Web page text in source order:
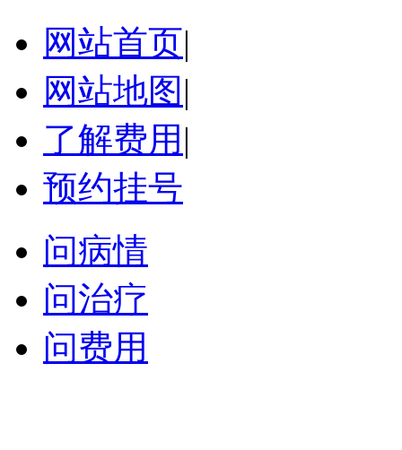
网站首页|
网站地图 |
了解费用 |
预约挂号
问病情
问治疗
问费用